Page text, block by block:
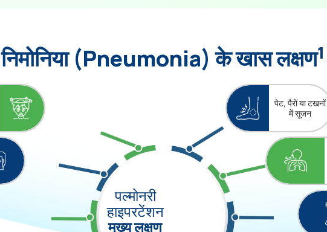
निमोनिया (Pneumonia) के खास लक्षण1
पल्मोनरी
हाइपरटेंशन
मुख्य लक्षण
पेट, पैरों या टखनों
में सूजन